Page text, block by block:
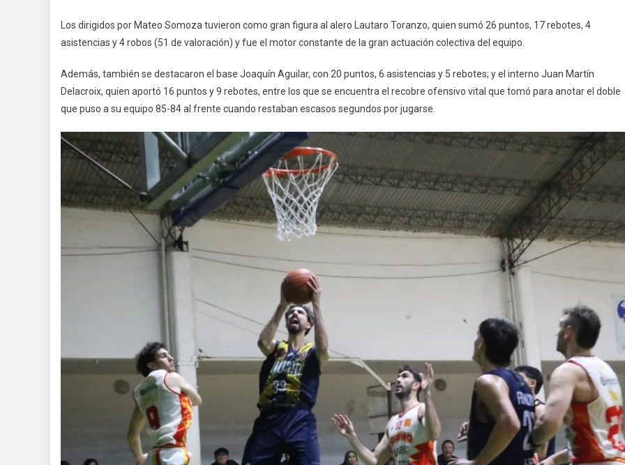
Los dirigidos por Mateo Somoza tuvieron como gran figura al alero Lautaro Toranzo, quien sumó 26 puntos, 17 rebotes, 4
asistencias y 4 robos (51 de valoración) y fue el motor constante de la gran actuación colectiva del equipo.
Además, también se destacaron el base Joaquín Aguilar, con 20 puntos, 6 asistencias y 5 rebotes; y el interno Juan Martín
Delacroix, quien aportó 16 puntos y 9 rebotes, entre los que se encuentra el recobre ofensivo vital que tomó para anotar el doble
que puso a su equipo 85-84 al frente cuando restaban escasos segundos por jugarse.